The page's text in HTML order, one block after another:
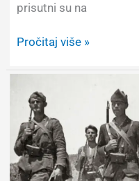
prisutni su na
Etnografski
Slavonije
novčanicama
Pročitaj više »